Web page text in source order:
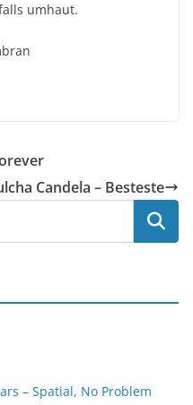
umhaut.
Candela – Besteste
– Spatial, No Problem